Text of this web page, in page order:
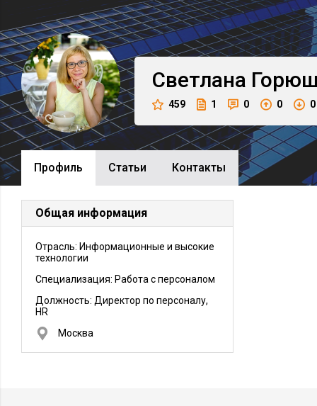
Светлана
459 1 0 0 0
Профиль Cтатьи Контакты
Общая информация
Отрасль: Информационные и высокие
технологии
Специализация: Работа с персоналом
Должность: Директор по персоналу,
HR
Москва